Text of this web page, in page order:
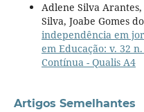
Adlene Silva
Silva, Joabe Gomes
independência em
em Educação: v. 32
Contínua - Qualis A4
Artigos Semelhantes